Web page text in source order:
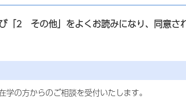
2 その他」をよくお読みになり、同意さ
学の方からのご相談を受付いたします。